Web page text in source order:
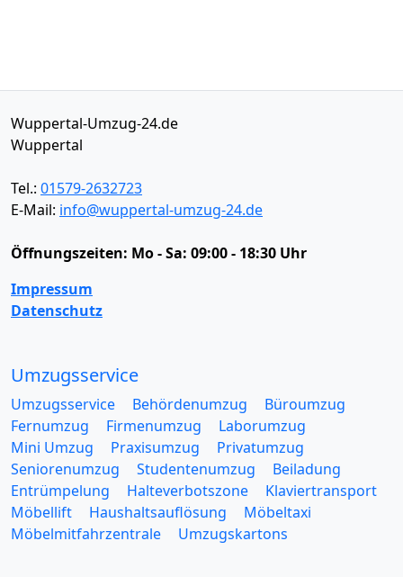
Wuppertal-Umzug-24.de
Wuppertal
Tel.: 01579-2632723
E-Mail: info@wuppertal-umzug-24.de
Öffnungszeiten: Mo - Sa: 09:00 - 18:30 Uhr
Impressum
Datenschutz
Umzugsservice
Umzugsservice Behördenumzug
Büroumzug
Fernumzug
Firmenumzug
Laborumzug
Mini Umzug
Praxisumzug
Privatumzug
Seniorenumzug
Studentenumzug
Beiladung
Entrümpelung
Halteverbotszone
Klaviertransport
Möbellift
Haushaltsauflösung
Möbeltaxi
Möbelmitfahrzentrale
Umzugskartons